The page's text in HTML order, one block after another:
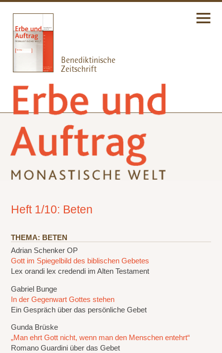
Heft 1/10: Beten
THEMA: BETEN
Adrian Schenker OP
Gott im Spiegelbild des biblischen Gebetes
Lex orandi lex credendi im Alten Testament
Gabriel Bunge
In der Gegenwart Gottes stehen
Ein Gespräch über das persönliche Gebet
Gunda Brüske
„Man ehrt Gott nicht, wenn man den Menschen entehrt“
Romano Guardini über das Gebet